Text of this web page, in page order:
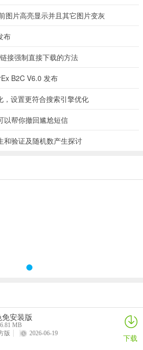
在是需要人为的努力来进行打造的，享受
各种高难度的游戏操作，加入令人心动不
转牌局。
倍元宝(这个不是重点，下面的才是重点)
游戏规则
的游戏福利免费领取，可以和很多小伙伴
给玩家不同的休闲棋牌娱乐体验；
序依次出牌，轮到用户跟牌时，用户可以
家大的牌。某一玩家出完牌时结束本局。
持弹幕语音，打牌之余拓展交际圈~
图片高亮显示并且其它图片变灰
布
接强制直接下载的方法
B2C V6.0 发布
设置更符合搜索引擎优化
以帮你撤回尴尬短信
和验证及随机数产生探讨
安装版
MB
版
2026-06-19 下载